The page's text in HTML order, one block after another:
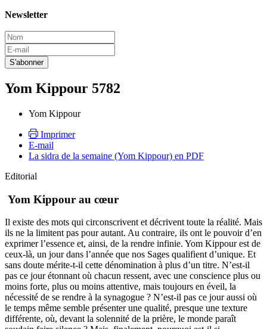
Newsletter
Yom Kippour 5782
Yom Kippour
Imprimer
E-mail
La sidra de la semaine (Yom Kippour) en PDF
Editorial
Yom Kippour au cœur
Il existe des mots qui circonscrivent et décrivent toute la réalité. Mais
ils ne la limitent pas pour autant. Au contraire, ils ont le pouvoir d’en
exprimer l’essence et, ainsi, de la rendre infinie. Yom Kippour est de
ceux-là, un jour dans l’année que nos Sages qualifient d’unique. Et
sans doute mérite-t-il cette dénomination à plus d’un titre. N’est-il
pas ce jour étonnant où chacun ressent, avec une conscience plus ou
moins forte, plus ou moins attentive, mais toujours en éveil, la
nécessité de se rendre à la synagogue ? N’est-il pas ce jour aussi où
le temps même semble présenter une qualité, presque une texture
différente, où, devant la solennité de la prière, le monde paraît